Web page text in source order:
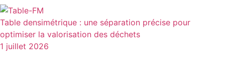
Table densimétrique : une séparation précise pour
optimiser la valorisation des déchets
1 juillet 2026